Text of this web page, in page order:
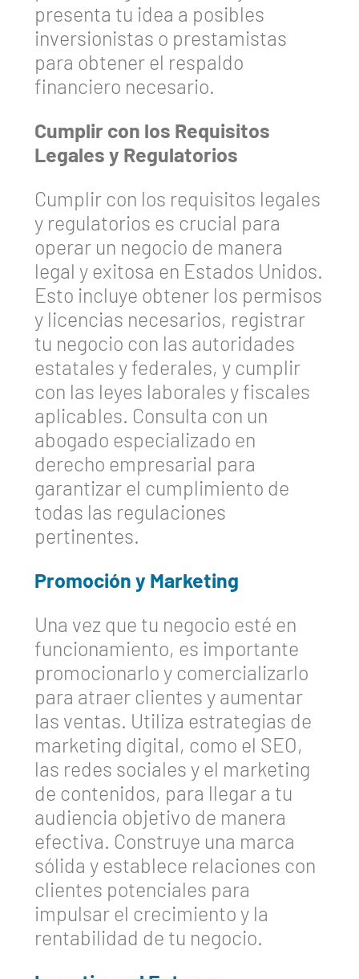
presenta tu idea a posibles
inversionistas o prestamistas
para obtener el respaldo
financiero necesario.
Cumplir con los Requisitos
Legales y Regulatorios
Cumplir con los requisitos legales
y regulatorios es crucial para
operar un negocio de manera
legal y exitosa en Estados Unidos.
Esto incluye obtener los permisos
y licencias necesarios, registrar
tu negocio con las autoridades
estatales y federales, y cumplir
con las leyes laborales y fiscales
aplicables. Consulta con un
abogado especializado en
derecho empresarial para
garantizar el cumplimiento de
todas las regulaciones
pertinentes.
Promoción y Marketing
Una vez que tu negocio esté en
funcionamiento, es importante
promocionarlo y comercializarlo
para atraer clientes y aumentar
las ventas. Utiliza estrategias de
marketing digital, como el SEO,
las redes sociales y el marketing
de contenidos, para llegar a tu
audiencia objetivo de manera
efectiva. Construye una marca
sólida y establece relaciones con
clientes potenciales para
impulsar el crecimiento y la
rentabilidad de tu negocio.